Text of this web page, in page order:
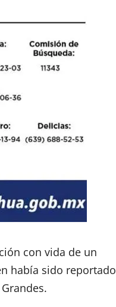
con vida de un
había sido reportado